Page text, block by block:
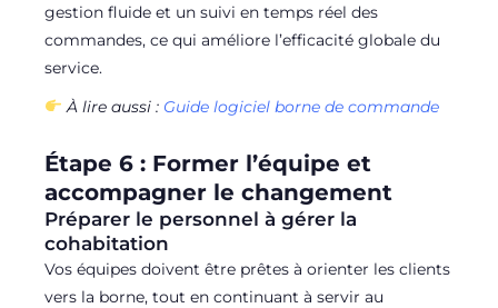
gestion fluide et un suivi en temps réel des
commandes, ce qui améliore l’efficacité globale du
service.
À lire aussi : Guide logiciel borne de commande
Étape 6 : Former l’équipe et
accompagner le changement
Préparer le personnel à gérer la
cohabitation
Vos équipes doivent être prêtes à orienter les clients
vers la borne, tout en continuant à servir au